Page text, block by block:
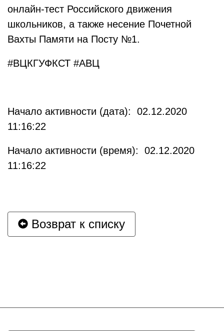
онлайн-тест Российского движения
школьников, а также несение Почетной
Вахты Памяти на Посту №1.
#ВЦКГУФКСТ #АВЦ
Начало активности (дата): 02.12.2020
11:16:22
Начало активности (время): 02.12.2020
11:16:22
Возврат к списку